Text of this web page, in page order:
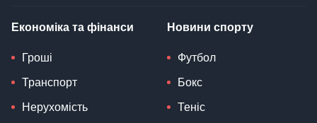
Економіка та фінанси
Гроші
Транспорт
Нерухомість
Новини спорту
Футбол
Бокс
Теніс